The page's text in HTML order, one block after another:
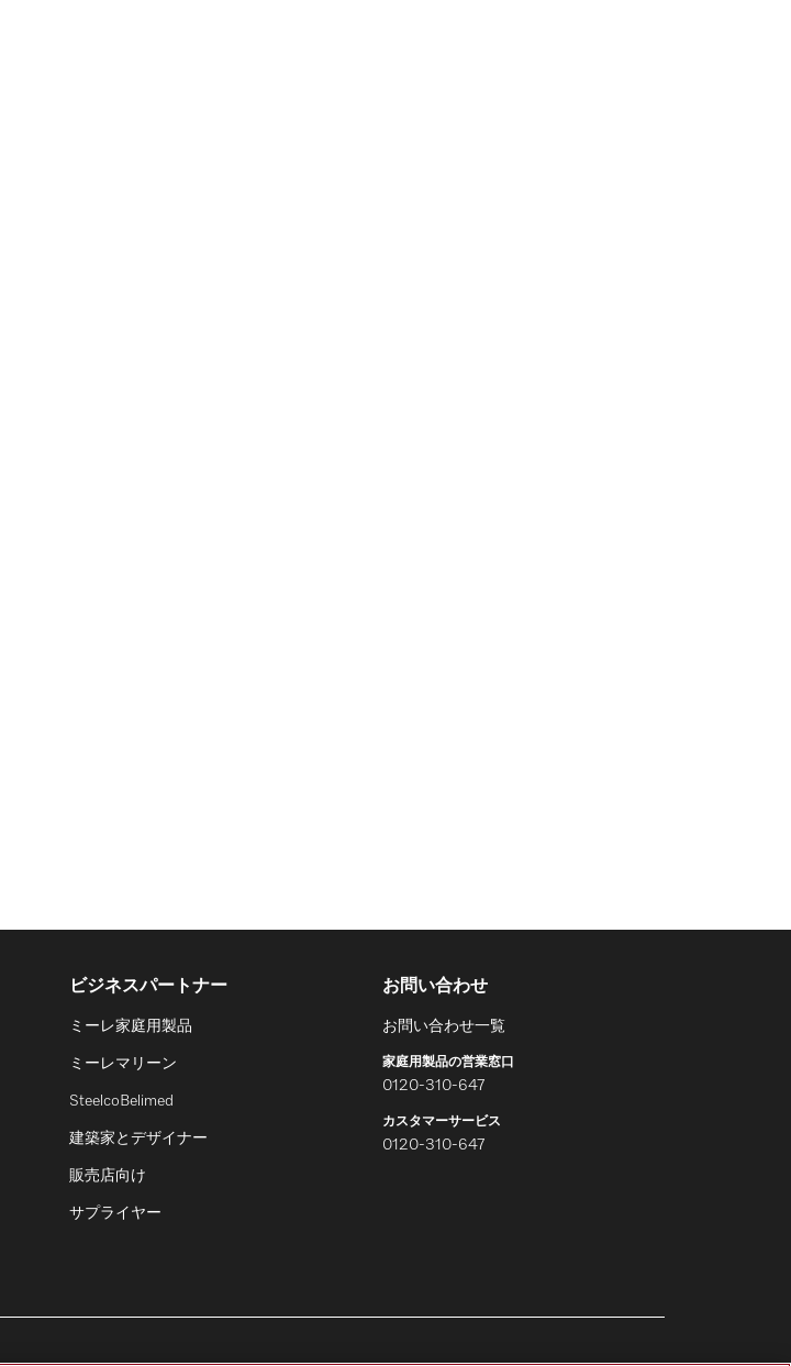
ビジネスパートナー
ミーレ家庭用製品
ミーレマリーン
SteelcoBelimed
建築家とデザイナー
販売店向け
サプライヤー
お問い合わせ
お問い合わせ一覧
家庭用製品の営業窓口
0120-310-647
カスタマーサービス
0120-310-647